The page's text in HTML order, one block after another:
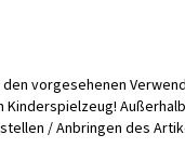
vorgesehenen
Kinderspielzeug!
/ Anbringen des